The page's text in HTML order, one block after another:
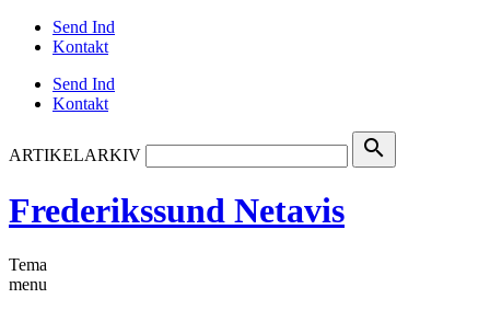
Send Ind
Kontakt
Send Ind
Kontakt
ARTIKELARKIV search
Frederikssund Netavis
Tema
menu